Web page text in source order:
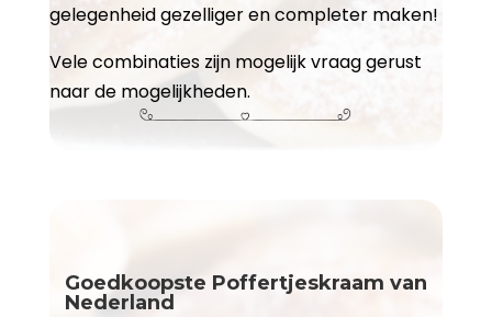
gelegenheid gezelliger en completer maken!
Vele combinaties zijn mogelijk vraag gerust
naar de mogelijkheden.
Goedkoopste Poffertjeskraam van
Nederland